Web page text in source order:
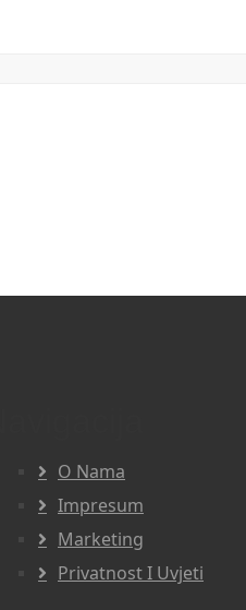
O Nama
Impresum
Marketing
Privatnost I Uvjeti